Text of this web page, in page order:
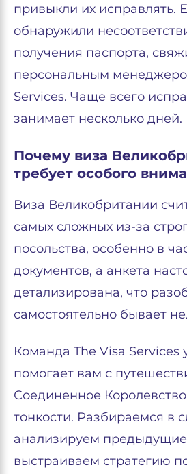
привыкли их исправлять.
обнаружили
получения паспорта,
персональным
Services. Чаще всего
занимает несколько дней.
Почему виза
требует особого
Виза Великобритании
самых сложных из-за
посольства, особенно в
документов, а анкета
детализирована, что
самостоятельно бывает
Команда The Visa Services
помогает вам с
Соединенное
тонкости. Разбираемся в
анализируем
выстраиваем стратегию